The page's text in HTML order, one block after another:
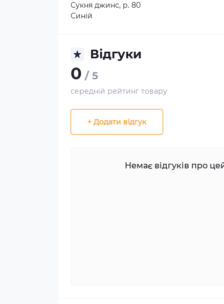
Сукня джинс, р. 80
Синій
Відгуки
0 / 5
середній рейтинг товару
+ Додати відгук
Немає відгуків про